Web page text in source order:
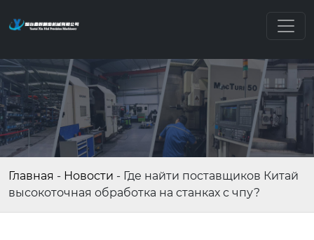
Главная - Новости - Где найти поставщиков Китай
высокоточная обработка на станках с чпу?